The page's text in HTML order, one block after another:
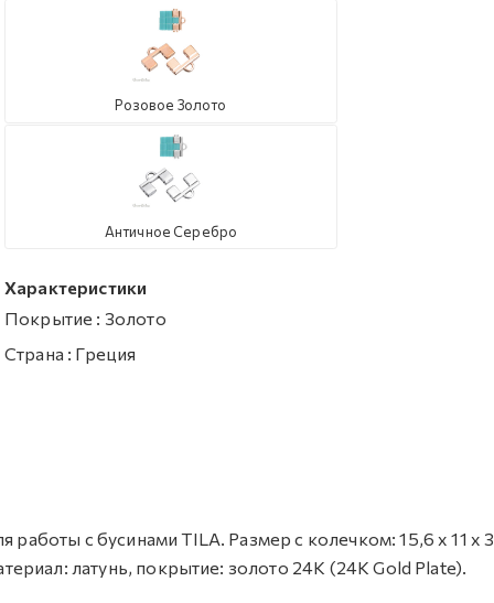
Розовое Золото
Античное Серебро
Характеристики
Покрытие : Золото
Страна : Греция
работы с бусинами TILA. Размер с колечком: 15,6 х 11 x
латунь, покрытие: золото 24K (24K Gold Plate).